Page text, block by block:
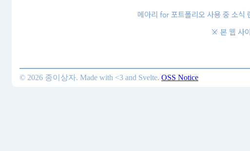
메아리 for 포트폴리오 사용 중 소식
※ 본 웹 사
© 2026 종이상자. Made with <3 and Svelte. OSS Notice